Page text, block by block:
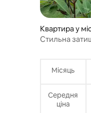
Квартира у
e City
Стильна
Місяць
Середня
ціна